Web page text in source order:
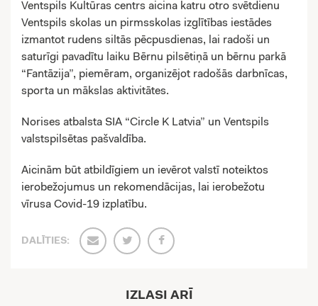
Ventspils Kultūras centrs aicina katru otro svētdienu
Ventspils skolas un pirmsskolas izglītības iestādes
izmantot rudens siltās pēcpusdienas, lai radoši un
saturīgi pavadītu laiku Bērnu pilsētiņā un bērnu parkā
“Fantāzija”, piemēram, organizējot radošās darbnīcas,
sporta un mākslas aktivitātes.
Norises atbalsta SIA “Circle K Latvia” un Ventspils
valstspilsētas pašvaldība.
Aicinām būt atbildīgiem un ievērot valstī noteiktos
ierobežojumus un rekomendācijas, lai ierobežotu
vīrusa Covid-19 izplatību.
DALĪTIES:
IZLASI ARĪ